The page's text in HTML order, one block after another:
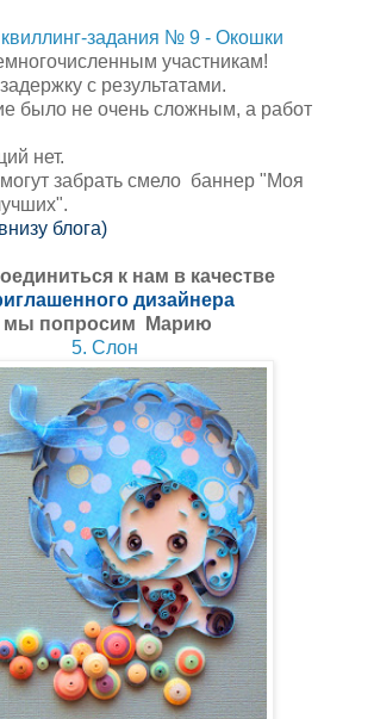
квиллинг-задания № 9 - Окошки
участникам!
с результатами.
было не очень сложным, а работ
нет.
забрать смело баннер "Моя
блога)
к нам в качестве
дизайнера
мы попросим Марию
5. Слон